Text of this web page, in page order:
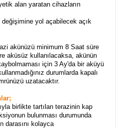
alan yaratan cihazların
değişimine yol açabilecek açık
akünüzü minimum 8 Saat süre
aküsüz kullanılacaksa, akünün
için 3 Ay'da bir aküyü
durumlarda kapalı
uzatacaktır.
birlikte tartılan terazinin kap
bulunması durumunda
darasını kolayca